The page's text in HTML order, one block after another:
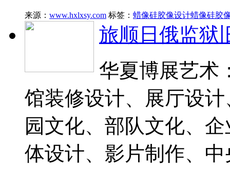
来源： www.hxlxsy.com 标签： 蜡像硅胶像设计蜡像硅胶
旅顺日俄监狱
华夏博展艺术
馆装修设计、展厅设
园文化、部队文化、
体设计、影片制作、